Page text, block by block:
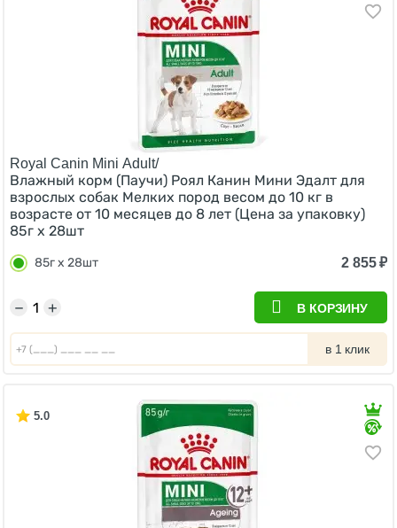
Royal Canin Mini Adult/
Влажный корм (Паучи) Роял Канин Мини Эдалт для
взрослых собак Мелких пород весом до 10 кг в
возрасте от 10 месяцев до 8 лет (Цена за упаковку)
85г х 28шт
85г х 28шт 2 855₽
+
− В КОРЗИНУ
в 1 клик
5.0